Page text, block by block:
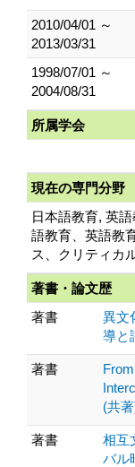
2010/04/01 ～
2013/03/31
1998/07/01 ～
2004/08/31
所属学会
現在の専門分野
日本語教育, 英
語教育、英語教
ス、クリティカ
著書・論文歴
著書
異文
導と
著書
(共
著書
相互
バル